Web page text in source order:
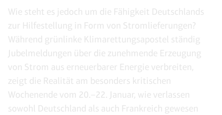
Wie steht es jedoch um die Fähigkeit Deutschlands
zur Hilfestellung in Form von Stromlieferungen?
Während grünlinke Klimarettungsapostel ständig
Jubelmeldungen über die zunehmende Erzeugung
von Strom aus erneuerbarer Energie verbreiten,
zeigt die Realität am besonders kritischen
Wochenende vom 20.–22. Januar, wie verlassen
sowohl Deutschland als auch Frankreich gewesen